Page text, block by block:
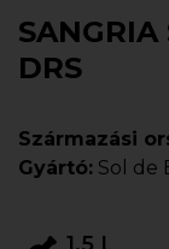
SANGRIA
DRS
Származási
Gyártó: Sol de